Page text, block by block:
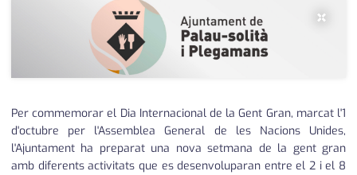
successos
urbanisme
editorial
×
Per commemorar el Dia Internacional de la Gent Gran, marcat l'1
d'octubre per l'Assemblea General de les Nacions Unides,
l'Ajuntament ha preparat una nova setmana de la gent gran
amb diferents activitats que es desenvoluparan entre el 2 i el 8